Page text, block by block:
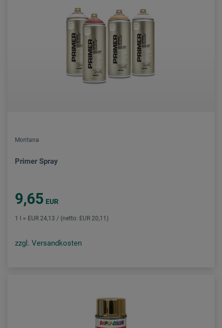
Montana
Primer Spray
9,65 EUR
1 l = EUR 24,13 / (netto: EUR 20,11)
zzgl. Versandkosten